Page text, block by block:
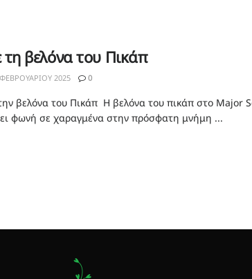
βελόνα του Πικάπ
2025 0
βελόνα του Πικάπ Η βελόνα του πικάπ στο Major
φωνή σε χαραγμένα στην πρόσφατη μνήμη ...